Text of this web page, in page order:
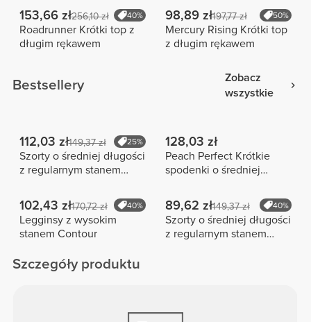
153,66 zł256,10 zł 40%
Roadrunner Krótki top z
długim rękawem
98,89 zł197,77 zł 50%
Mercury Rising Krótki top
z długim rękawem
Bestsellery
Zobacz
wszystkie
112,03 zł149,37 zł 25%
Szorty o średniej długości
z regularnym stanem
128,03 zł
Peach Perfect Krótkie
spodenki o średniej
stanem
102,43 zł170,72 zł 40%
Legginsy z wysokim
stanem Contour
89,62 zł149,37 zł 40%
Szorty o średniej długości
z regularnym stanem
Szczegóły produktu